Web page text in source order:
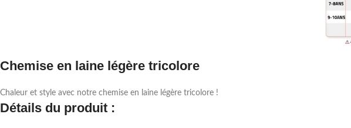
Chemise en laine légère tricolore
Chaleur et style avec notre chemise en laine légère tricolore !
Détails du produit :